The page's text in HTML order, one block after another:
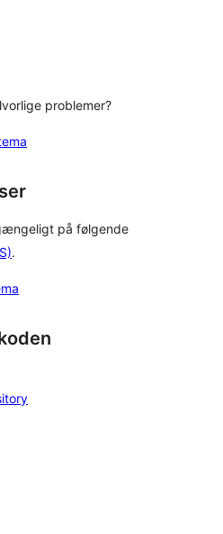
problemer?
på følgende
.